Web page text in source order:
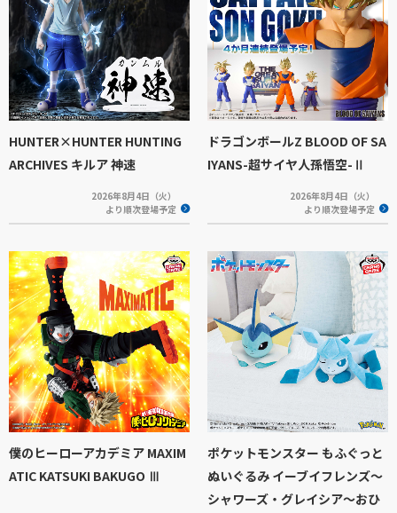
HUNTER×HUNTER HUNTING
ARCHIVES キルア 神速
2026年8月4日（火）
より順次登場予定
ドラゴンボールZ BLOOD OF SA
IYANS-超サイヤ人孫悟空-Ⅱ
2026年8月4日（火）
より順次登場予定
僕のヒーローアカデミア MAXIM
ATIC KATSUKI BAKUGO Ⅲ
ポケットモンスター もふぐっと
ぬいぐるみ イーブイフレンズ～
シャワーズ・グレイシア～おひ